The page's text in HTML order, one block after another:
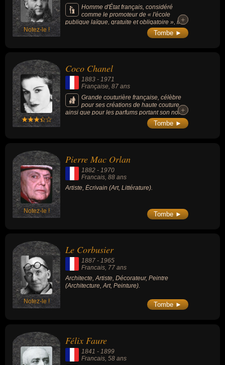
Notez-le !
Homme d'État français, considéré
comme le promoteur de « l'école
publique laïque, gratuite et obligatoire », il a
été considéré, plusieurs décennies après sa
mort, comme l'un des pères fondateurs de
l'impulsion de Louis-Joseph Charlier).
+
+
Tombe ►
Coco Chanel
1883 - 1971
Française, 87 ans
Grande couturière française, célèbre
pour ses créations de haute couture,
ainsi que pour les parfums portant son nom,
elle est à l'origine de la maison Chanel, «
symbole de l'élégance française ».
+
+
Tombe ►
Notez-le !
Pierre Mac Orlan
1882 - 1970
Francais, 88 ans
Artiste, Écrivain (Art, Littérature).
Tombe ►
Notez-le !
Le Corbusier
1887 - 1965
Francais, 77 ans
Architecte, Artiste, Décorateur, Peintre
(Architecture, Art, Peinture).
Tombe ►
Félix Faure
1841 - 1899
Francais, 58 ans